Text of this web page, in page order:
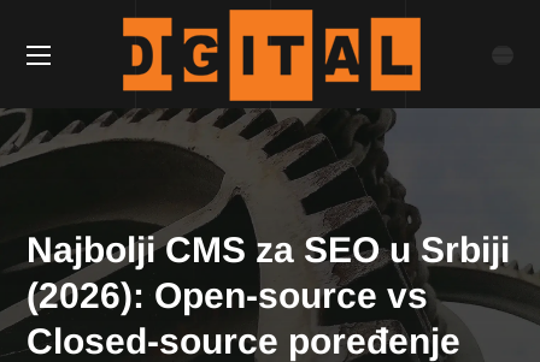
Najbolji CMS za SEO u Srbiji
(2026): Open-source vs
Closed-source poređenje